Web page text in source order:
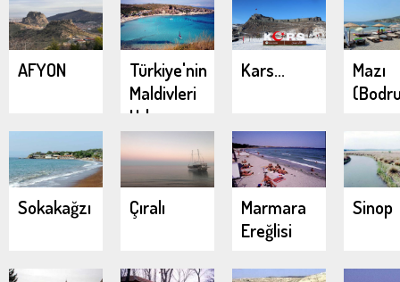
AFYON
Türkiye'nin
Maldivleri
Urla
Demircili
Koyları
Kars...
Mazı
Sokakağzı Çıralı
Marmara
Ereğlisi
Sinop